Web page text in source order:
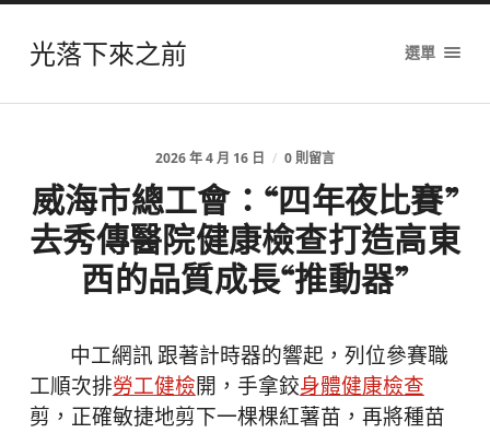
光落下來之前 選單
2026 年 4 月 16 日 / 0 則留言
威海市總工會：“四年夜比賽”
去秀傳醫院健康檢查打造高東
西的品質成長“推動器”
中工網訊 跟著計時器的響起，列位參賽職
工順次排勞工健檢開，手拿鉸身體健康檢查
剪，正確敏捷地剪下一棵棵紅薯苗，再將種苗